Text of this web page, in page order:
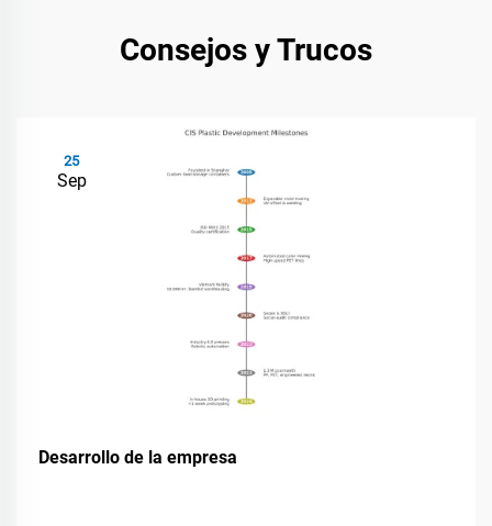
Consejos y Trucos
25
Sep
Desarrollo de la empresa